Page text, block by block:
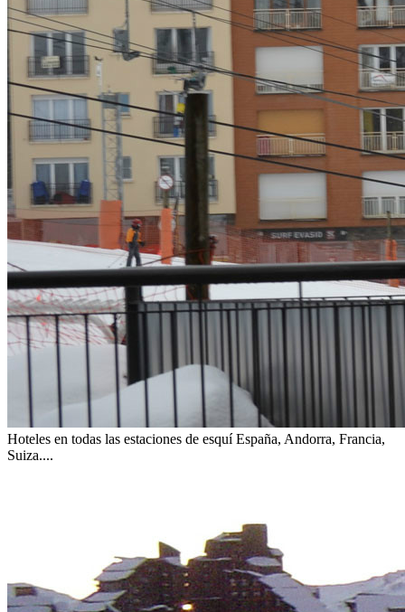
Hoteles en todas las estaciones de esquí España, Andorra, Francia,
Suiza....